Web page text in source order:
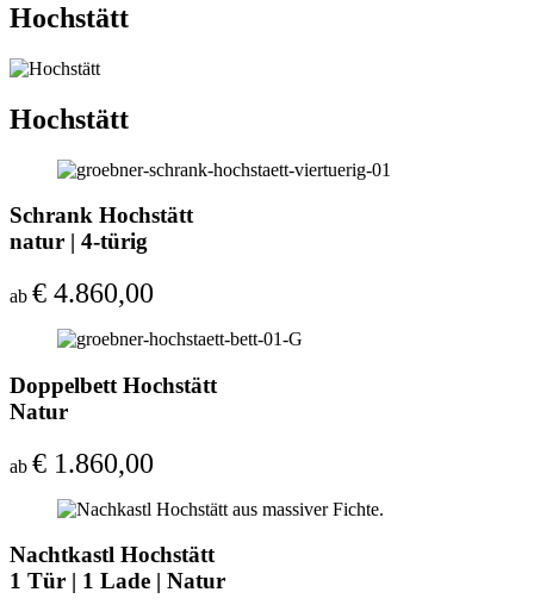
Hochstätt
Hochstätt
Schrank Hochstätt
natur | 4-türig
ab € 4.860,00
Doppelbett Hochstätt
Natur
ab € 1.860,00
Nachtkastl Hochstätt
1 Tür | 1 Lade | Natur